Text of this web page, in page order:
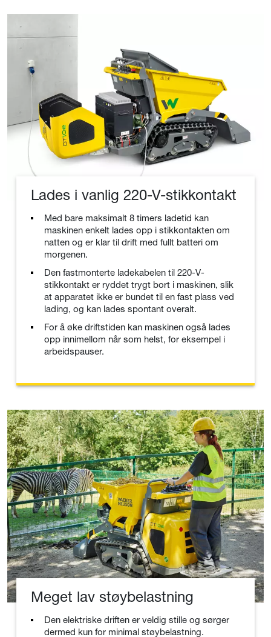
Lades i vanlig 220-V-stikkontakt
Med bare maksimalt 8 timers ladetid kan
maskinen enkelt lades opp i stikkontakten om
natten og er klar til drift med fullt batteri om
morgenen.
Den fastmonterte ladekabelen til 220-V-
stikkontakt er ryddet trygt bort i maskinen, slik
at apparatet ikke er bundet til en fast plass ved
lading, og kan lades spontant overalt.
For å øke driftstiden kan maskinen også lades
opp innimellom når som helst, for eksempel i
arbeidspauser.
Meget lav støybelastning
Den elektriske driften er veldig stille og sørger
dermed kun for minimal støybelastning.